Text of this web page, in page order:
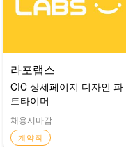
라포랩스
CIC 상세페이지 디자인 파
트타이머
채용시마감
계약직